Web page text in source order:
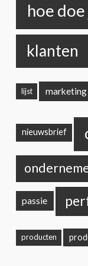
hoe
klanten
lijst marketing
nieuwsbrief
passie
producten